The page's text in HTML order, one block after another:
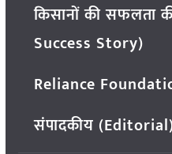
किसानों की सफलता
Success Story)
Reliance
संपादकीय